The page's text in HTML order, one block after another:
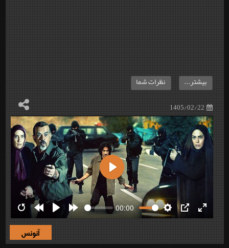
1405/02/22
بیشتر... نظرات شما
RestartRewind
10s
Play Forward
10s
00:00
Settings
PIP Enter
Play
آنونس